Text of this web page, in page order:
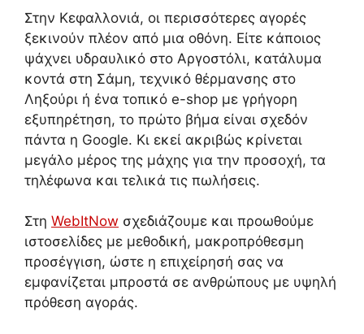
Στην Κεφαλλονιά, οι περισσότερες αγορές
ξεκινούν πλέον από μια οθόνη. Είτε κάποιος
ψάχνει υδραυλικό στο Αργοστόλι, κατάλυμα
κοντά στη Σάμη, τεχνικό θέρμανσης στο
Ληξούρι ή ένα τοπικό e-shop με γρήγορη
εξυπηρέτηση, το πρώτο βήμα είναι σχεδόν
πάντα η Google. Κι εκεί ακριβώς κρίνεται
μεγάλο μέρος της μάχης για την προσοχή, τα
τηλέφωνα και τελικά τις πωλήσεις.
Στη WebItNow σχεδιάζουμε και προωθούμε
ιστοσελίδες με μεθοδική, μακροπρόθεσμη
προσέγγιση, ώστε η επιχείρησή σας να
εμφανίζεται μπροστά σε ανθρώπους με υψηλή
πρόθεση αγοράς.